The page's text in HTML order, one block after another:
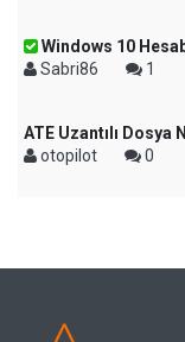
Windows 10
Sabri86
1
ATE Uzantılı Dosya
otopilot
0